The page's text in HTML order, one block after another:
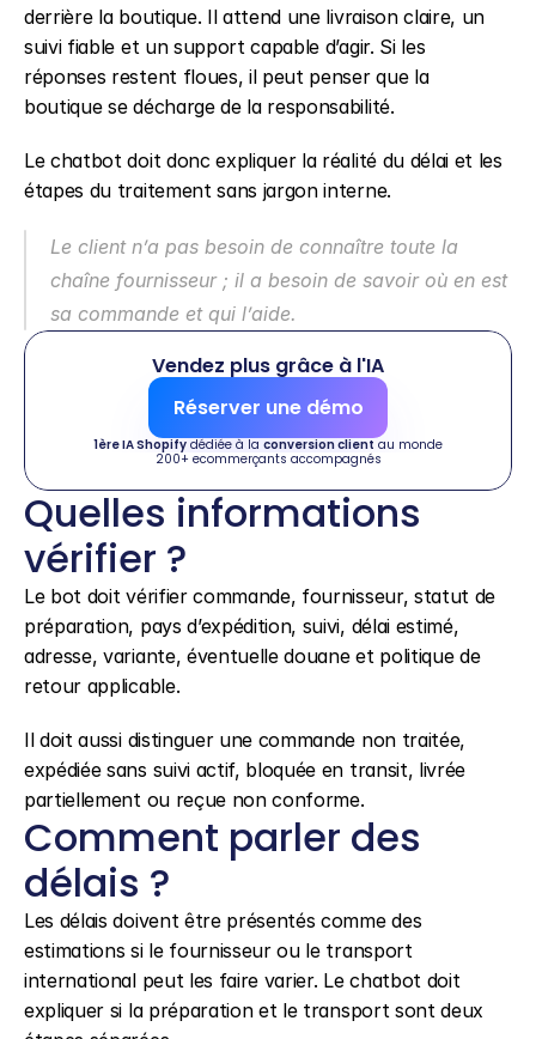
derrière la boutique. Il attend une livraison claire, un
suivi fiable et un support capable d’agir. Si les
réponses restent floues, il peut penser que la
boutique se décharge de la responsabilité.
Le chatbot doit donc expliquer la réalité du délai et les
étapes du traitement sans jargon interne.
Le client n’a pas besoin de connaître toute la
chaîne fournisseur ; il a besoin de savoir où en est
sa commande et qui l’aide.
Vendez plus grâce à l'IA
Réserver une démo
1ère IA Shopify dédiée à la conversion client au monde
200+ ecommerçants accompagnés
Quelles informations
vérifier ?
Le bot doit vérifier commande, fournisseur, statut de
préparation, pays d’expédition, suivi, délai estimé,
adresse, variante, éventuelle douane et politique de
retour applicable.
Il doit aussi distinguer une commande non traitée,
expédiée sans suivi actif, bloquée en transit, livrée
partiellement ou reçue non conforme.
Comment parler des
délais ?
Les délais doivent être présentés comme des
estimations si le fournisseur ou le transport
international peut les faire varier. Le chatbot doit
expliquer si la préparation et le transport sont deux